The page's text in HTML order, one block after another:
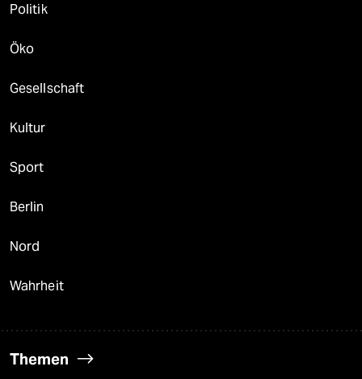
Politik
Öko
Gesellschaft
Kultur
Sport
Berlin
Nord
Wahrheit
Themen